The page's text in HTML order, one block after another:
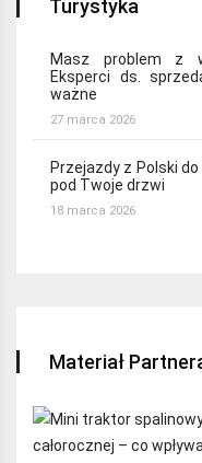
Turystyka
Masz problem z
Eksperci ds.
ważne
27 marca 2026
Przejazdy z Polski
pod Twoje drzwi
18 marca 2026
Materiał